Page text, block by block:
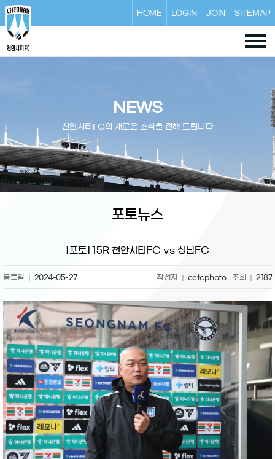
HOME LOGIN JOIN SITEMAP
NEWS
천안시티FC의 새로운 소식을 전해 드립니다
포토뉴스
[포토] 15R 천안시티FC vs 성남FC
등록일 2024-05-27 작성자 ccfcphoto 조회 2187